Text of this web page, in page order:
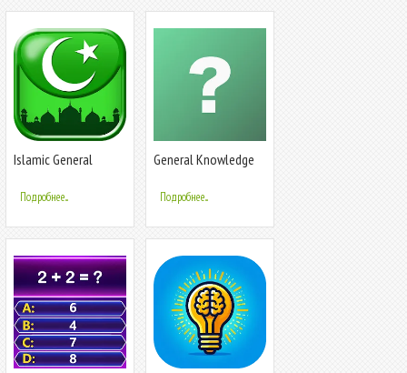
Islamic General
Подробнее...
General Knowledge
Подробнее...